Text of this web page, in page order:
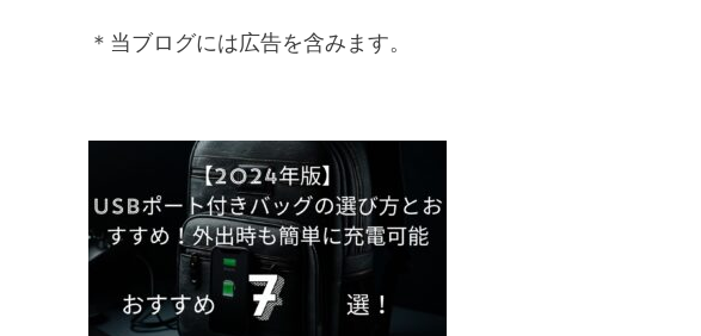
＊当ブログには広告を含みます。